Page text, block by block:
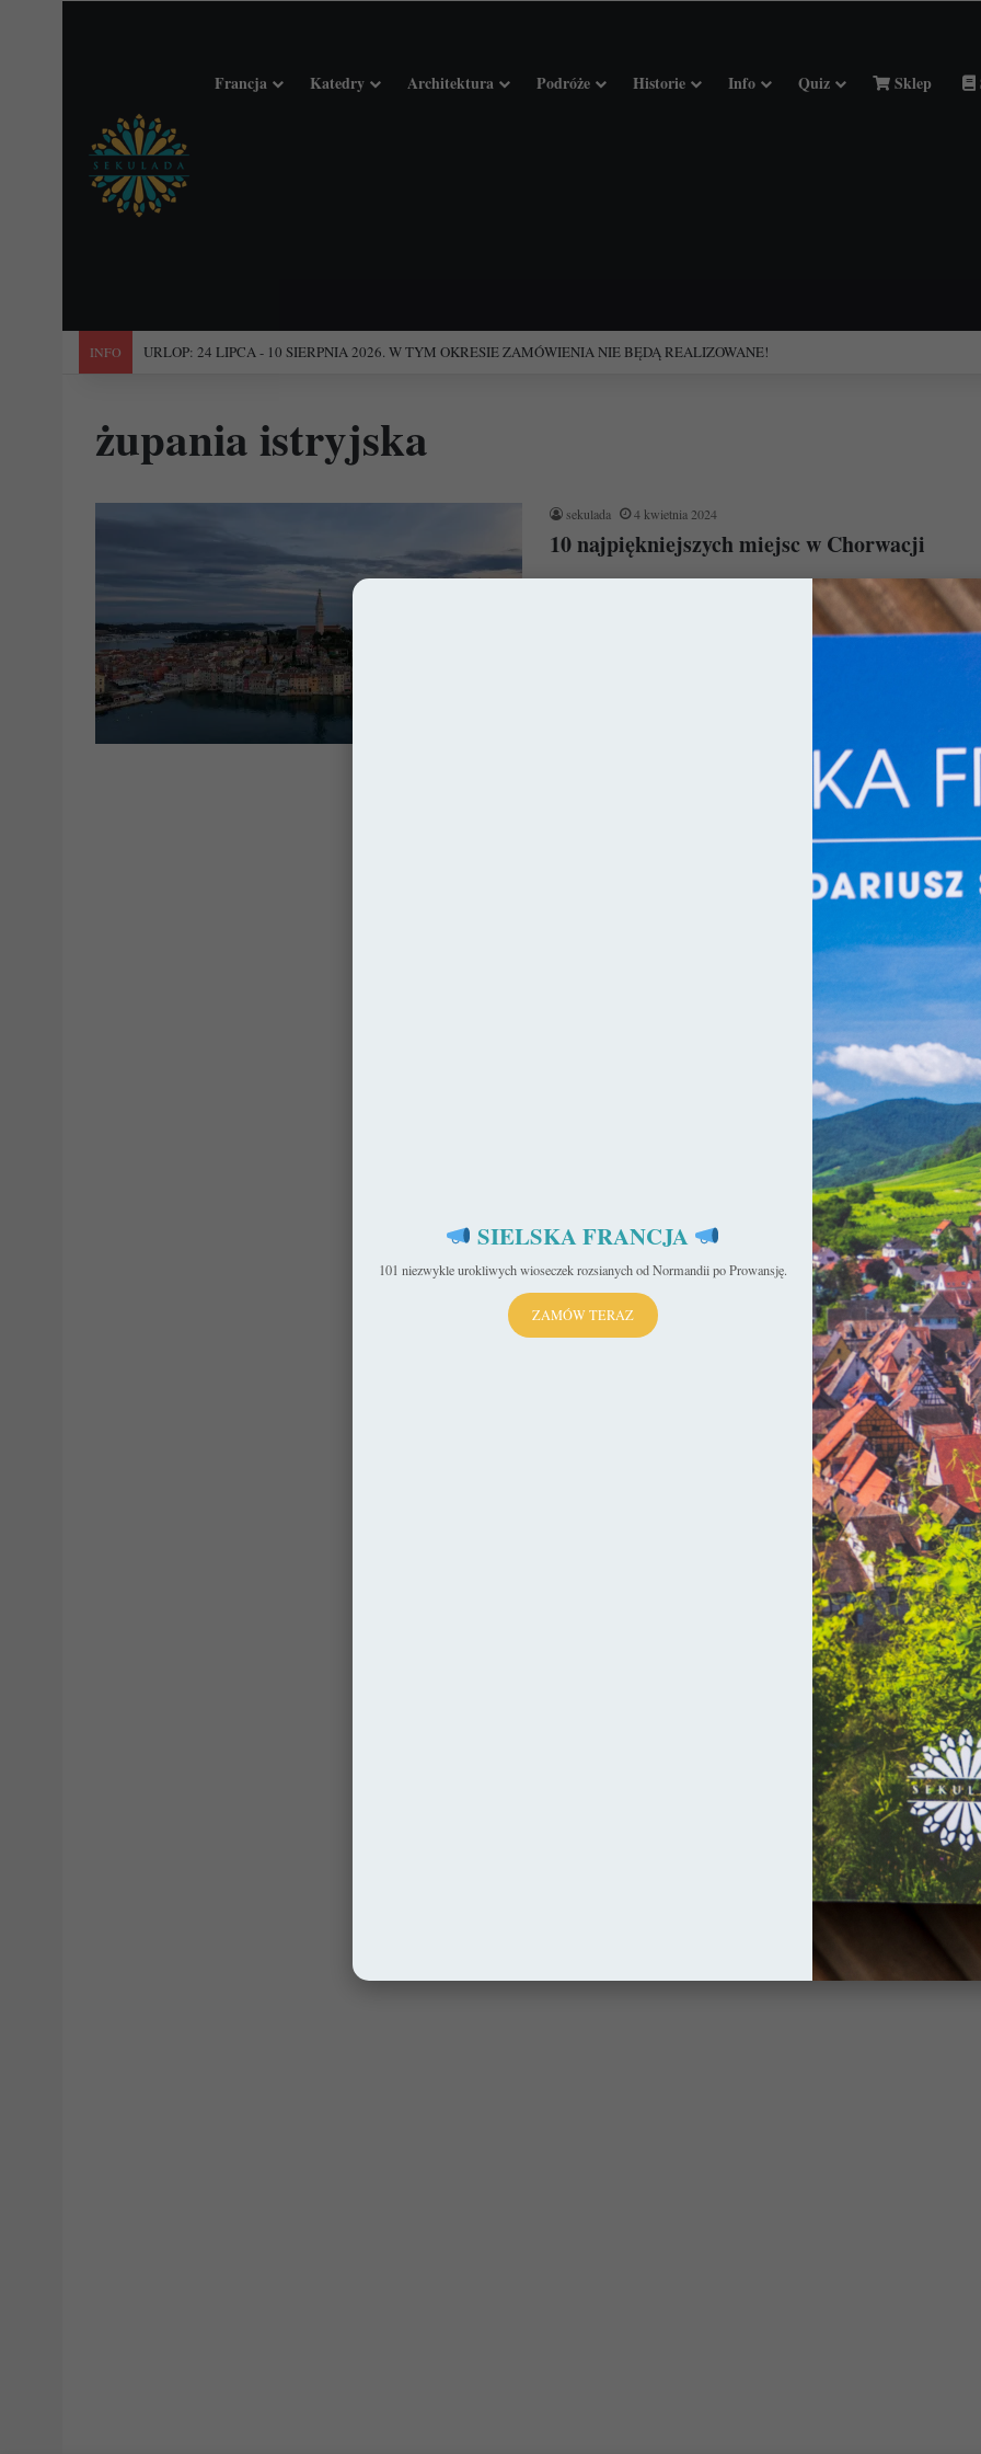
Francja Katedry Architektura Podróże Historie Info Quiz Sklep
INFO "Święta Francja". Przewodnik po 101 średniowiecznych kościołach Francji.
żupania istryjska
sekulada 4 kwietnia 2024
10 najpiękniejszych miejsc w Chorwacji
Nie ulega wątpliwości, że Chorwacja już od dekad niezmiennie
króluje w sercach naszych rodaków. Czy można się temu
SIELSKA FRANCJA
101 niezwykle urokliwych wioseczek rozsianych od Normandii po Prowansję.
ZAMÓW TERAZ